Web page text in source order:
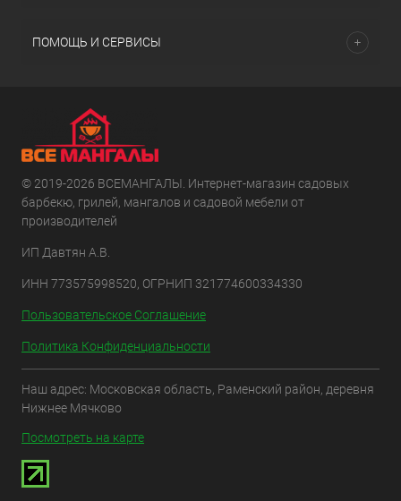
ПОМОЩЬ И СЕРВИСЫ
© 2019-2026 ВСЕМАНГАЛЫ. Интернет-магазин садовых
барбекю, грилей, мангалов и садовой мебели от
производителей
ИП Давтян А.В.
ИНН 773575998520, ОГРНИП 321774600334330
Пользовательское Соглашение
Политика Конфиденциальности
Наш адрес: Московская область, Раменский район, деревня
Нижнее Мячково
Посмотреть на карте